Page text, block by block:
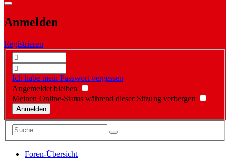
Anmelden
Registrieren
Ich habe mein Passwort vergessen
Angemeldet bleiben
Meinen Online-Status während dieser Sitzung verbergen
Foren-Übersicht